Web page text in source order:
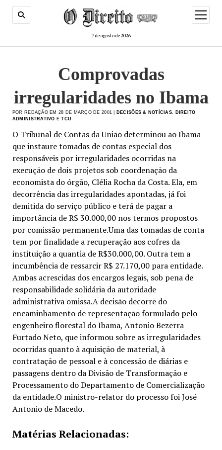
7 de agosto de 2026
menu
de
Comprovadas
irregularidades no Ibama
POR REDAÇÃO EM 28 DE MARÇO DE 2001 | DECISÕES & NOTÍCIAS
DIREITO
ADMINISTRATIVO ETCU
O Tribunal de Contas da União determinou ao Ibama
que instaure tomadas de contas especial dos
responsáveis por irregularidades ocorridas na
execução de dois projetos sob coordenação da
economista do órgão, Clélia Rocha da Costa. Ela, em
decorrência das irregularidades apontadas, já foi
demitida do serviço público e terá de pagar a
importância de R$ 30.000,00 nos termos propostos
por comissão permanente.Uma das tomadas de conta
tem por finalidade a recuperação aos cofres da
instituição a quantia de R$30.000,00. Outra tem a
incumbência de ressarcir R$ 27.170,00 para entidade.
Ambas acrescidas dos encargos legais, sob pena de
responsabilidade solidária da autoridade
administrativa omissa.A decisão decorre do
encaminhamento de representação formulado pelo
engenheiro florestal do Ibama, Antonio Bezerra
Furtado Neto, que informou sobre as irregularidades
ocorridas quanto à aquisição de material, à
contratação de pessoal e à concessão de diárias e
passagens dentro da Divisão de Transformação e
Processamento do Departamento de Comercialização
da entidade.O ministro-relator do processo foi José
Antonio de Macedo.
Matérias Relacionadas: